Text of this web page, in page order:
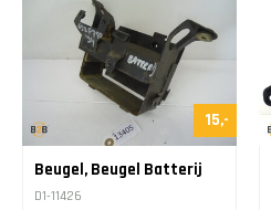
15,-
Beugel, Beugel Batterij
D1-11426